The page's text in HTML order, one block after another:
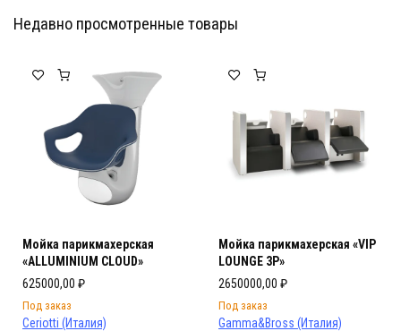
Недавно просмотренные товары
Мойка парикмахерская
«ALLUMINIUM CLOUD»
625000,00 ₽
Под заказ
Ceriotti (Италия)
Мойка парикмахерская «VIP
LOUNGE 3P»
2650000,00 ₽
Под заказ
Gamma&Bross (Италия)